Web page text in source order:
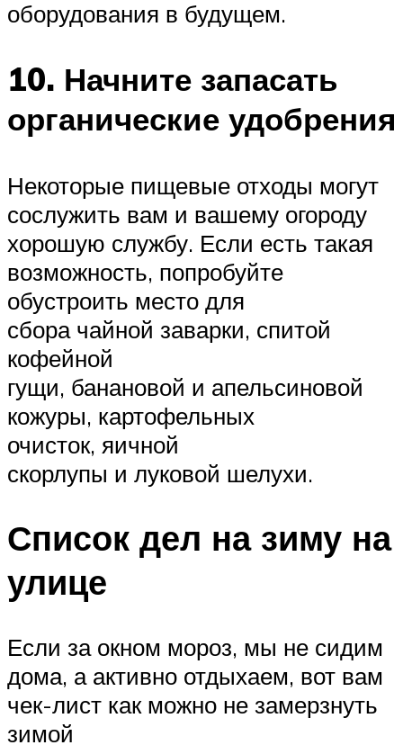
оборудования в будущем.
10. Начните запасать
органические удобрения
Некоторые пищевые отходы могут
сослужить вам и вашему огороду
хорошую службу. Если есть такая
возможность, попробуйте
обустроить место для
сбора чайной заварки, спитой
кофейной
гущи, банановой и апельсиновой
кожуры, картофельных
очисток, яичной
скорлупы и луковой шелухи.
Список дел на зиму на
улице
Если за окном мороз, мы не сидим
дома, а активно отдыхаем, вот вам
чек-лист как можно не замерзнуть
зимой ️